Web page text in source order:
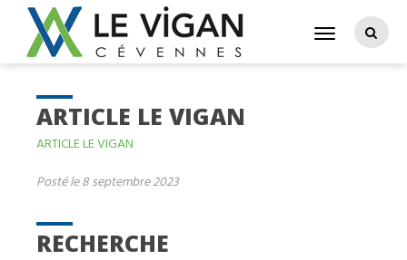
RECHERCHE
ARTICLE LE VIGAN
ARTICLE LE VIGAN
Posté le 8 septembre 2023